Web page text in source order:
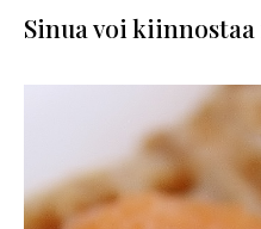
Sinua voi kiinnostaa